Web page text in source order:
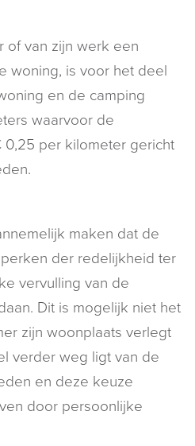
of van zijn werk een
woning, is voor het deel
en de camping
waarvoor de
per kilometer gericht
maken dat de
der redelijkheid ter
vervulling van de
Dit is mogelijk niet het
zijn woonplaats verlegt
verder weg ligt van de
en deze keuze
door persoonlijke